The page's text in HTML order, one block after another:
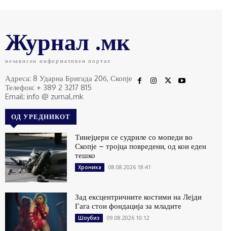
Журнал .мк
независен информативен портал
Адреса: 8 Ударна Бригада 20б, Скопје
Телефон: + 389 2 3217 815
Email: info @ zurnal.mk
ОД УРЕДНИКОТ
Тинејџери се судриле со мопеди во
Скопје – тројца повредени, од кои еден
тешко
Хроника 08.08.2026 18:41
Зад ексцентричните костими на Лејди
Гага стои фондација за младите
Шоубиз 09.08.2026 10:12